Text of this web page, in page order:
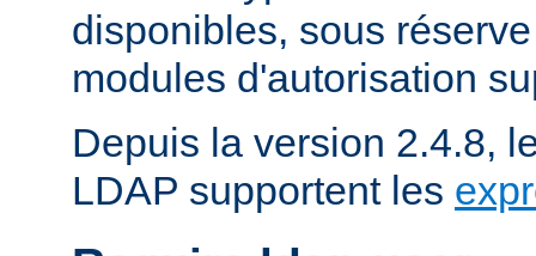
disponibles, sous
modules d'autorisation
Depuis la version 2.4.8,
LDAP supportent les